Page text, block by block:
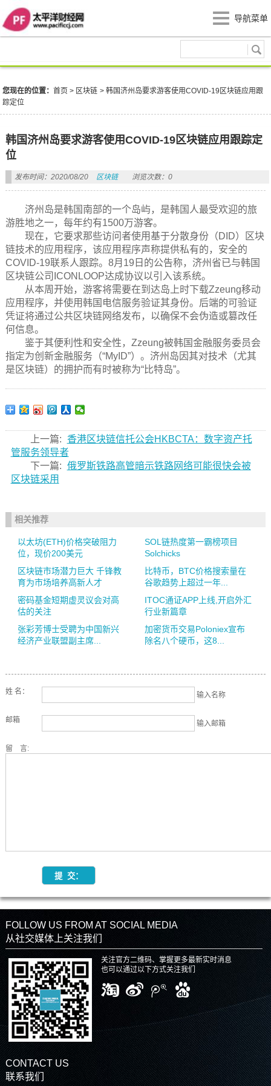
导航菜单
您现在的位置：首页 > 区块链 >韩国济州岛要求游客使用COVID-19区块链应用跟
踪定位
韩国济州岛要求游客使用COVID-19区块链应用跟踪定
位
发布时间：2020/08/20 区块链 浏览次数：0
济州岛是韩国南部的一个岛屿，是韩国人最受欢迎的旅
游胜地之一，每年约有1500万游客。
现在，它要求那些访问者使用基于分散身份（DID）区块
链技术的应用程序，该应用程序声称提供私有的，安全的
COVID-19联系人跟踪。8月19日的公告称，济州省已与韩国
区块链公司ICONLOOP达成协议以引入该系统。
从本周开始，游客将需要在到达岛上时下载Zzeung移动
应用程序，并使用韩国电信服务验证其身份。后端的可验证
凭证将通过公共区块链网络发布，以确保不会伪造或篡改任
何信息。
鉴于其便利性和安全性，Zzeung被韩国金融服务委员会
指定为创新金融服务（“MyID”）。济州岛因其对技术（尤其
是区块链）的拥护而有时被称为“比特岛”。
上一篇:
香港区块链信托公会HKBCTA：数字资产托
管服务领导者
下一篇: 俄罗斯铁路高管暗示铁路网络可能很快会被
区块链采用
相关推荐
以太坊(ETH)价格突破阻力
位，现价200美元
SOL链热度第一霸榜项目
Solchicks
区块链市场潜力巨大 千锋教
育为市场培养高新人才
比特币，BTC价格搜索量在
谷歌趋势上超过一年...
密码基金短期虚灵议会对高
估的关注
ITOC通证APP上线,开启外汇
行业新篇章
张彩芳博士受聘为中国新兴
经济产业联盟副主席...
加密货币交易Poloniex宣布
除名八个硬币，这8...
姓 名： 输入名称
邮箱 输入邮箱
留 言:
FOLLOW US FROM AT SOCIAL MEDIA
从社交媒体上关注我们
关注官方二维码、掌握更多最新实时消息
也可以通过以下方式关注我们
CONTACT US
联系我们